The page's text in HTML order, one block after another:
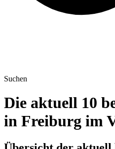
Suchen
Die aktuell 10
in Freiburg im